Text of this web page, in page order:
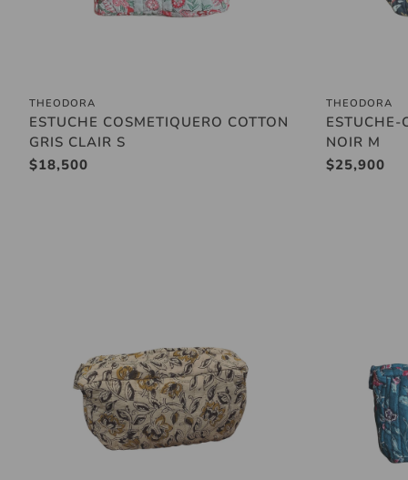
THEODORA
ESTUCHE COSMETIQUERO COTTON
GRIS CLAIR S
Precio
$18,500
THEODORA
ESTUCHE-
NOIR M
Precio
$25,900